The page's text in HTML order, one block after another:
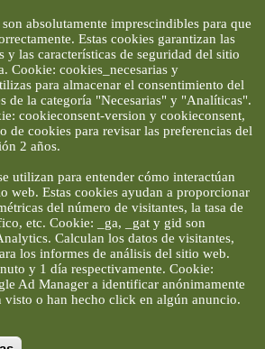
absolutamente imprescindibles para que
Estas cookies garantizan las
y las características de seguridad del sitio
Cookie: cookies_necesarias y
para almacenar el consentimiento del
de la categoría "Necesarias" y "Analíticas".
cookieconsent-version y cookieconsent,
de cookies para revisar las preferencias del
2 años.
utilizan para entender cómo interactúan
web. Estas cookies ayudan a proporcionar
del número de visitantes, la tasa de
etc. Cookie: _ga, _gat y gid son
Calculan los datos de visitantes,
los informes de análisis del sitio web.
y 1 día respectivamente. Cookie:
Ad Manager a identificar anónimamente
visto o han hecho click en algún anuncio.